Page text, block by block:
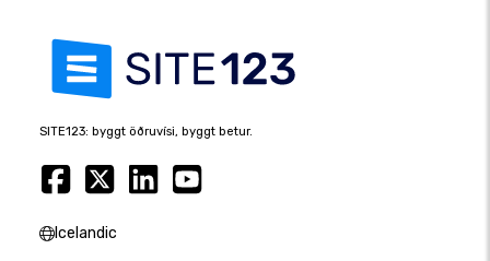
SITE123: byggt öðruvísi, byggt betur.
Icelandic